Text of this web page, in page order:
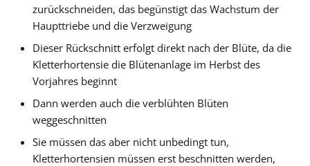
zurückschneiden, das begünstigt das Wachstum der
Haupttriebe und die Verzweigung
Dieser Rückschnitt erfolgt direkt nach der Blüte, da die
Kletterhortensie die Blütenanlage im Herbst des
Vorjahres beginnt
Dann werden auch die verblühten Blüten
weggeschnitten
Sie müssen das aber nicht unbedingt tun,
Kletterhortensien müssen erst beschnitten werden,